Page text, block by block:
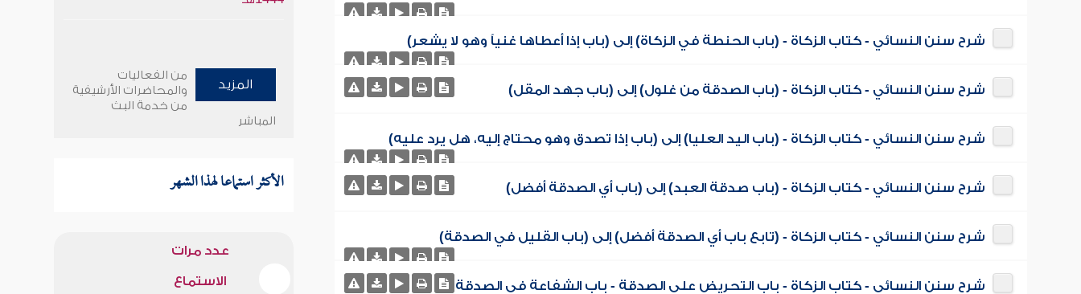
شرح سنن النسائي - كتاب الزكاة - (باب الحنطة في الزكاة) إلى (باب إذا أعطاها غنياً وهو لا يشعر)
شرح سنن النسائي - كتاب الزكاة - (باب الصدقة من غلول) إلى (باب جهد المقل)
شرح سنن النسائي - كتاب الزكاة - (باب اليد العليا) إلى (باب إذا تصدق وهو محتاج إليه، هل يرد عليه)
شرح سنن النسائي - كتاب الزكاة - (باب صدقة العبد) إلى (باب أي الصدقة أفضل)
شرح سنن النسائي - كتاب الزكاة - (تابع باب أي الصدقة أفضل) إلى (باب القليل في الصدقة)
شرح سنن النسائي - كتاب الزكاة - باب التحريض على الصدقة - باب الشفاعة في الصدقة
المزيد
من الفعاليات
والمحاضرات الأرشيفية
من خدمة البث
المباشر
الأكثر استماعا لهذا الشهر
عدد مرات
الاستماع